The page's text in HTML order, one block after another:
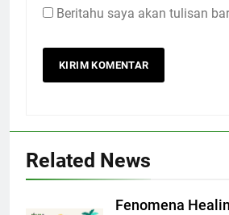
Beritahu saya akan tulisan
Related News
Fenomena